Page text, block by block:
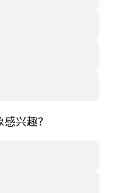
兴趣？